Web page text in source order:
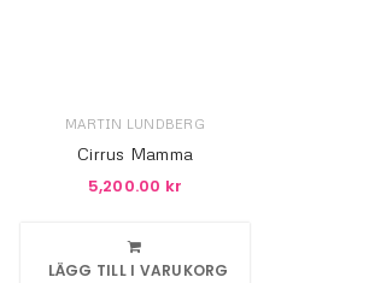
MARTIN LUNDBERG
Cirrus Mamma
5,200.00 kr
LÄGG TILL I VARUKORG